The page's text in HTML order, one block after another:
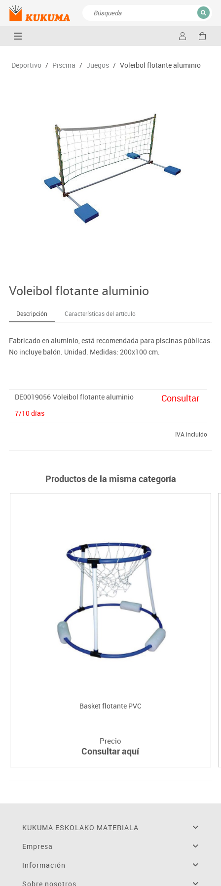
CERRAR
Deportivo / Piscina / Juegos / Voleibol flotante aluminio
Voleibol flotante aluminio
Descripción Características del artículo
Fabricado en aluminio, está recomendada para piscinas públicas.
No incluye balón. Unidad. Medidas: 200x100 cm.
DE0019056 Voleibol flotante aluminio
7/10 días
Consultar
IVA incluido
Productos de la misma categoría
Basket flotante PVC
Precio
Consultar aquí
KUKUMA ESKOLAKO MATERIALA
Empresa
Información
Sobre nosotros